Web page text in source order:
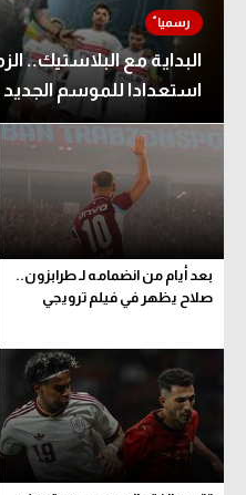
استعدادا للموسم الجديد
بعد أيام من انضمامه لـ طرابزون..
صلاح يظهر في فيلم ترويجي